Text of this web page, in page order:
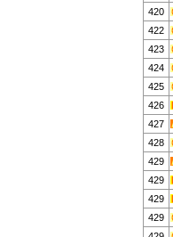
420
422
423
424
425
426
427
428
429
429
429
429